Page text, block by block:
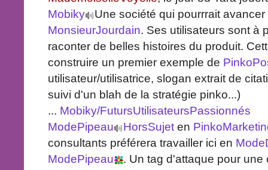
Mobiky
Une société qui pourrrait
MonsieurJourdain. Ses utilisateurs sont à
raconter de belles histoires du produit.
construire un premier exemple de
utilisateur/utilisatrice, slogan extrait de
suivi d'un blah de la stratégie pinko...)
... Mobiky/FutursUtilisateursPassionnés
ModePipeau
HorsSujet en
consultants préférera travailler ici en
ModePipeau
. Un tag d'attaque pour une